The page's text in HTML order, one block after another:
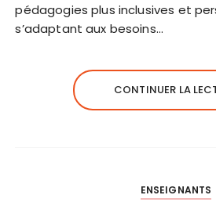
pédagogies plus inclusives et
s’adaptant aux besoins…
CONTINUER LA
ENSEIGNANTS